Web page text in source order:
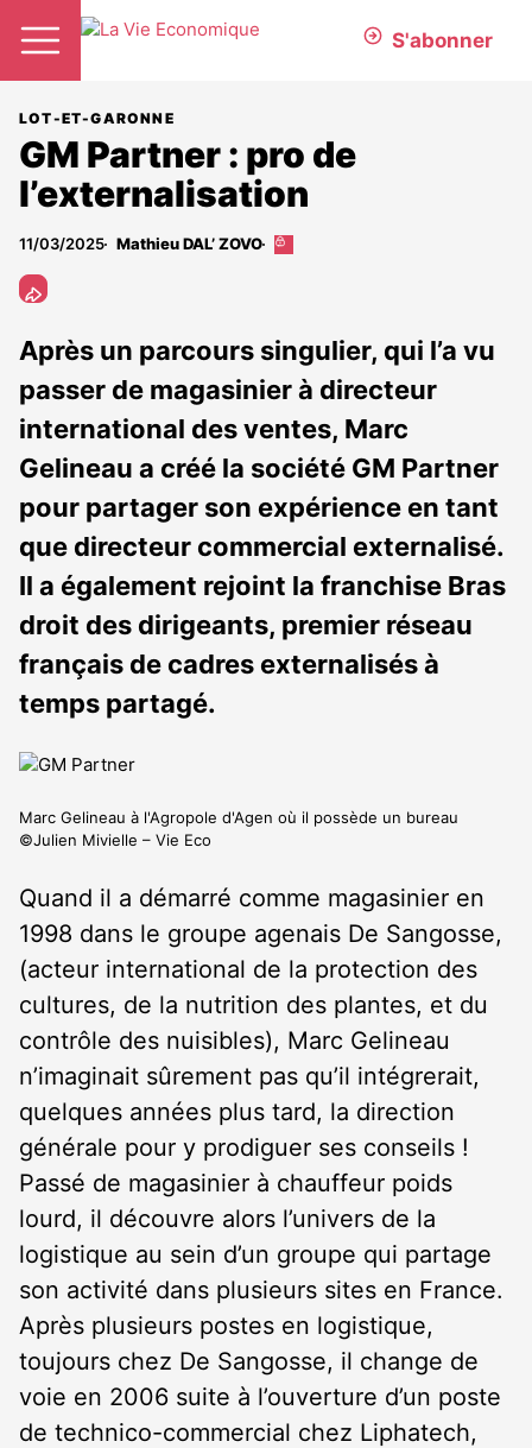
S'abonner
LOT-ET-GARONNE
GM Partner : pro de
l’externalisation
11/03/2025 Mathieu DAL’ ZOVO
Cet
aux
abonnés
Après un parcours singulier, qui l’a vu
passer de magasinier à directeur
international des ventes, Marc
Gelineau a créé la société GM Partner
pour partager son expérience en tant
que directeur commercial externalisé.
Il a également rejoint la franchise Bras
droit des dirigeants, premier réseau
français de cadres externalisés à
temps partagé.
Marc Gelineau à l'Agropole d'Agen où il possède un bureau
©Julien Mivielle – Vie Eco
Quand il a démarré comme magasinier en
1998 dans le groupe agenais De Sangosse,
(acteur international de la protection des
cultures, de la nutrition des plantes, et du
contrôle des nuisibles), Marc Gelineau
n’imaginait sûrement pas qu’il intégrerait,
quelques années plus tard, la direction
générale pour y prodiguer ses conseils !
Passé de magasinier à chauffeur poids
lourd, il découvre alors l’univers de la
logistique au sein d’un groupe qui partage
son activité dans plusieurs sites en France.
Après plusieurs postes en logistique,
toujours chez De Sangosse, il change de
voie en 2006 suite à l’ouverture d’un poste
de technico-commercial chez Liphatech,